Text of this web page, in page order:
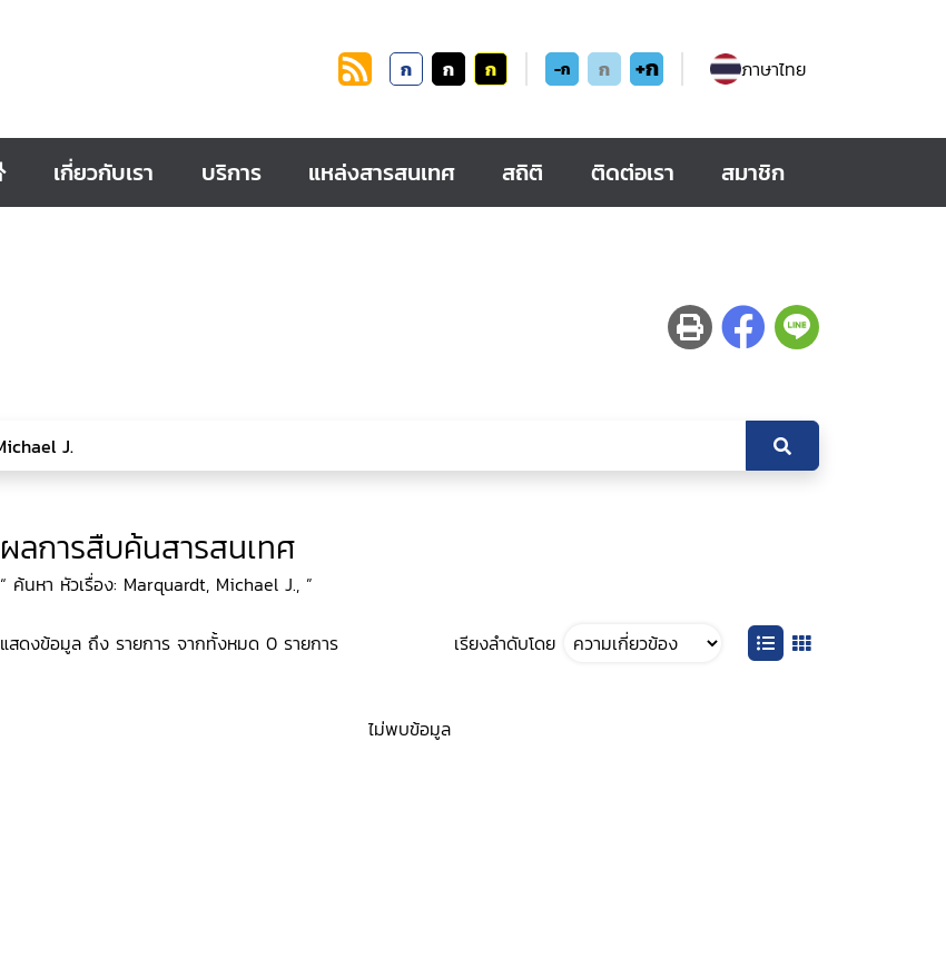
ก ก ก -ก ก +ก ภาษาไทย
เกี่ยวกับเรา บริการ แหล่งสารสนเทศ สถิติ ติดต่อเรา สมาชิก
ผลการสืบค้นสารสนเทศ
“ ค้นหา หัวเรื่อง: Marquardt, Michael J., ”
แสดงข้อมูล ถึง รายการ จากทั้งหมด 0 รายการ เรียงลำดับโดย
ไม่พบข้อมูล